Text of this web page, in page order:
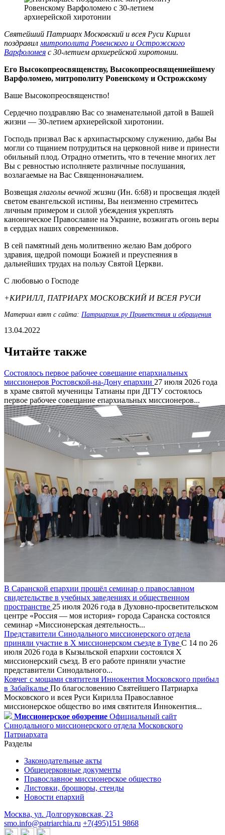
Святейший Патриарх Московский и всея Руси Кирилл
поздравил митрополита Ровенского и Острожского
Варфоломея с 30-летием архиерейской хиротонии.
Его Высокопреосвященству, Высокопреосвященнейшему
Варфоломею, митрополиту Ровенскому и Острожскому
Ваше Высокопреосвященство!
Сердечно поздравляю Вас со знаменательной датой в Вашей
жизни — 30-летием архиерейской хиротонии.
Господь призвал Вас к архипастырскому служению, дабы Вы
могли со тщанием потрудиться на церковной ниве и принести
обильный плод. Отрадно отметить, что в течение многих лет
Вы с ревностью исполняете различные послушания,
возлагаемые на Вас Священноначалием.
Возвещая глаголы вечной жизни (Ин. 6:68) и просвещая людей
светом евангельской истины, Вы неизменно стремитесь
личным примером и силой убеждения укреплять
каноническое Православие на Украине, возжигать огонь веры
в сердцах наших современников.
В сей памятный день молитвенно желаю Вам доброго
здравия, щедрой помощи Божией и преуспеяния в
дальнейших трудах на пользу Святой Церкви.
С любовью о Господе
+КИРИЛЛ, ПАТРИАРХ МОСКОВСКИЙ И ВСЕЯ РУСИ
Материал взят с сайта: Патриархия.ру Приветствия и обращения
13.04.2022
Читайте также
Состоялось первое рабочее совещание епархиальных
миссионеров Ростовской-на-Дону епархии 27 июля 2026 года
в храме святой мученицы Татианы при ДГТУ состоялось
первое рабочее совещание епархиальных миссионеров...
В Саранской епархии прошёл семинар о православном
свидетельстве в учебных заведениях и общественном
пространстве 25 июля 2026 года в Духовно-просветительском
центре «Россия — моя история» города Саранска состоялся
семинар «Миссионерская деятельность...
Представители Синодального миссионерского отдела
приняли участие в X миссионерском съезде в Туве С 14 по 26
июля 2026 года в Кызыльской епархии состоялся X
миссионерский съезд. В его работе приняли участие
представители Синодального...
Ковчег с мощами святителя Иннокентия Московского прибыл
в Забайкалье По благословению Святейшего Патриарха
Московского и всея Руси Кирилла Православное
миссионерское общество во имя святителя Иннокентия...
Миссионерское обозрение Официальный сайт
Синодального миссионерского отдела Московского
Патриархата
Разделы
Законодательные акты
Общецерковные документы
Православное миссионерское общество
Листовки, брошюры, стенды
Новости епархий
Москва, ул. Долгоруковская, 23
smo.info@patriarchia.ru +7(495)151 9868